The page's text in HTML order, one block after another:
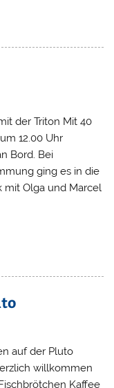
der Triton Mit 40
12.00 Uhr
Bord. Bei
ging es in die
mit Olga und Marcel
auf der Pluto
willkommen
Kaffee